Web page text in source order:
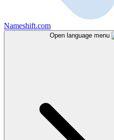
Nameshift.com
Open language menu